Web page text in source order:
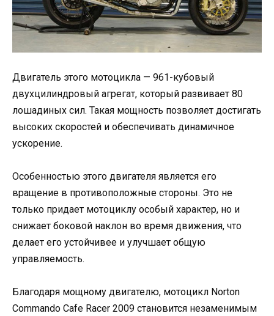
Двигатель этого мотоцикла — 961-кубовый
двухцилиндровый агрегат, который развивает 80
лошадиных сил. Такая мощность позволяет достигать
высоких скоростей и обеспечивать динамичное
ускорение.
Особенностью этого двигателя является его
вращение в противоположные стороны. Это не
только придает мотоциклу особый характер, но и
снижает боковой наклон во время движения, что
делает его устойчивее и улучшает общую
управляемость.
Благодаря мощному двигателю, мотоцикл Norton
Commando Cafe Racer 2009 становится незаменимым